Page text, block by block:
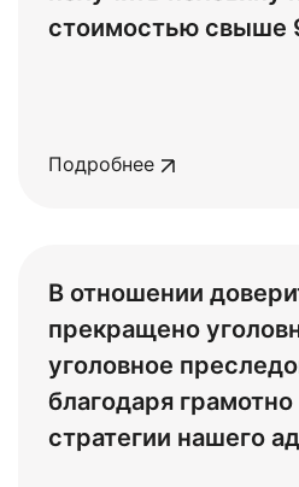
стоимостью свыше
Подробнее
В отношении
прекращено
уголовное
благодаря
стратегии нашего